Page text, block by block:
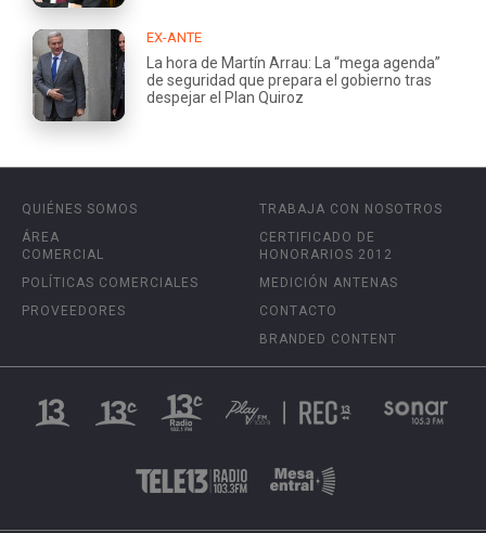
EX-ANTE
La hora de Martín Arrau: La “mega agenda”
de seguridad que prepara el gobierno tras
despejar el Plan Quiroz
QUIÉNES SOMOS
ÁREA
COMERCIAL
POLÍTICAS COMERCIALES
PROVEEDORES
TRABAJA CON NOSOTROS
CERTIFICADO DE
HONORARIOS 2012
MEDICIÓN ANTENAS
CONTACTO
BRANDED CONTENT